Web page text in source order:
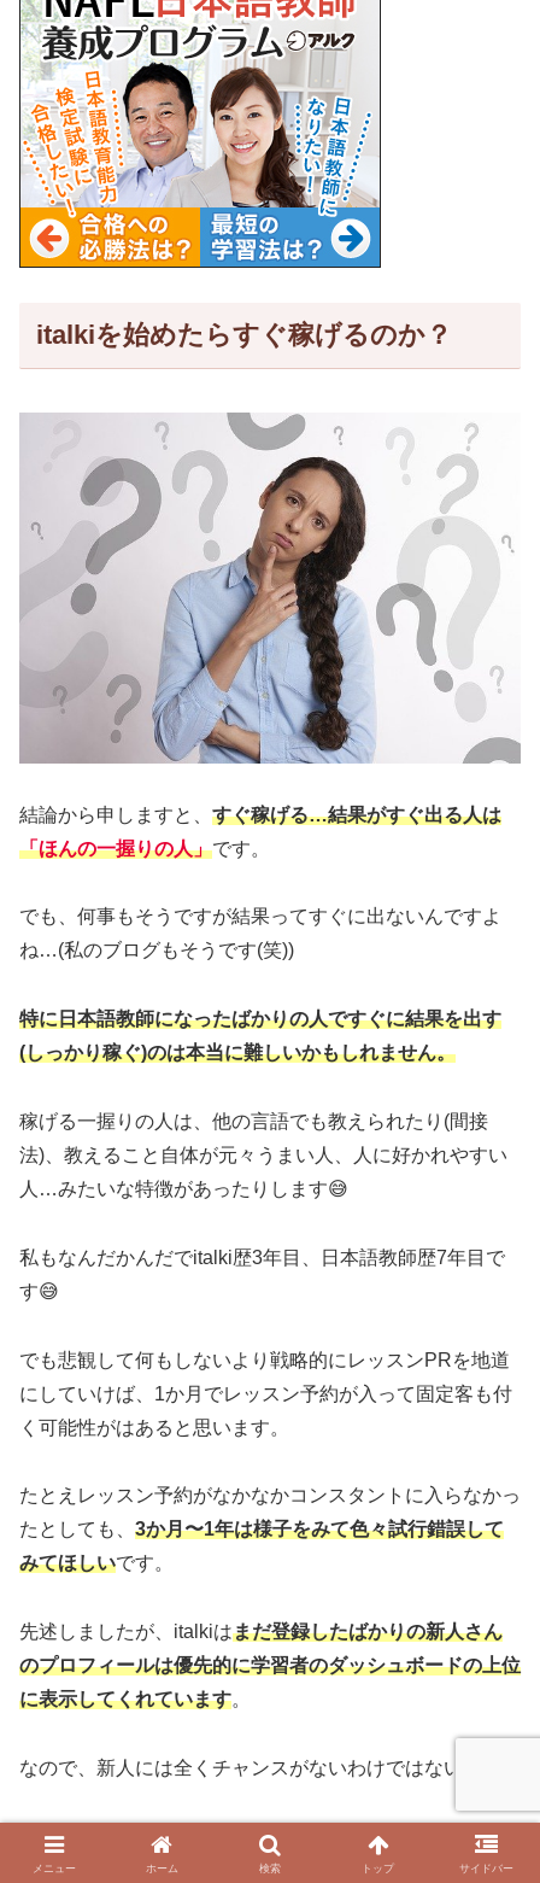
italkiを始めたらすぐ稼げるのか？
結論から申しますと、 すぐ稼げる…結果がすぐ出る人は
「ほんの一握りの人」です。
でも、何事もそうですが結果ってすぐに出ないんですよ
ね…(私のブログもそうです(笑))
特に日本語教師になったばかりの人ですぐに結果を出す
(しっかり稼ぐ)のは本当に難しいかもしれません。
稼げる一握りの人は、他の言語でも教えられたり(間接
法)、教えること自体が元々うまい人、人に好かれやすい
人…みたいな特徴があったりします😅
私もなんだかんだでitalki歴3年目、日本語教師歴7年目で
す😅
でも悲観して何もしないより戦略的にレッスンPRを地道
にしていけば、1か月でレッスン予約が入って固定客も付
く可能性がはあると思います。
たとえレッスン予約がなかなかコンスタントに入らなかっ
たとしても、 3か月〜1年は様子をみて色々試行錯誤して
みてほしいです。
先述しましたが、italkiはまだ登録したばかりの新人さん
のプロフィールは優先的に学習者のダッシュボードの上位
に表示してくれています。
なので、新人には全くチャンスがないわけではないです。
むしろ 新人期間中こそラッキー期間
なので、積極的に集客
してレッスン実施回数を増やしていきましょう！
メニュー ホーム 検索 トップ サイドバー